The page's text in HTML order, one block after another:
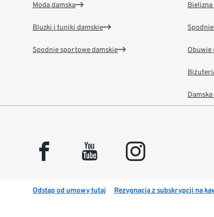
Moda damska
Bluzki i tuniki damskie
Spodnie sportowe damskie
Bielizna
Obuwie
facebook youtube instagram
Odstąp od umowy tutaj Rezygnacja z subskrypcji na